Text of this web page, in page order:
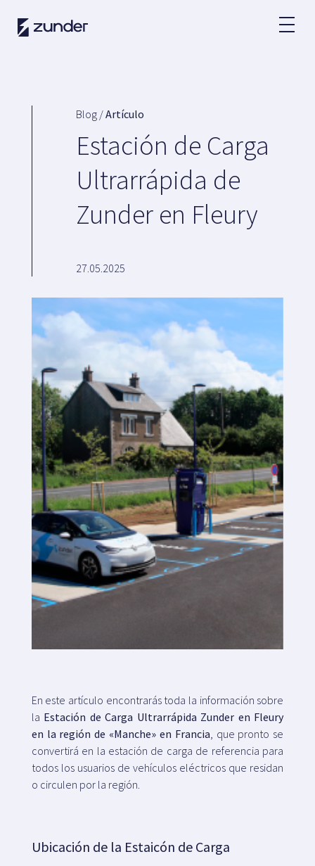
ES
App de Zunder
Administraciones
Plataforma SaaS
Plataforma SaaS
Beneficios
Para quién
Buscamos ubicaciones
¿Qué buscamos?
¿Qué ofrecemos?
Proponer ubicación
Mapa
Blog
+34 979 300 500
Blog /Artículo
Estación de Carga
Ultrarrápida de
Zunder en Fleury
27.05.2025
En este artículo encontrarás toda la información sobre
la Estación de Carga Ultrarrápida Zunder en Fleury
en la región de «Manche» en Francia, que pronto se
convertirá en la estación de carga de referencia para
todos los usuarios de vehículos eléctricos que residan
o circulen por la región.
Ubicación de la Estaicón de Carga